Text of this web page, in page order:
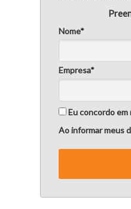
Nome*
Empresa*
Eu concordo
Ao informar meus